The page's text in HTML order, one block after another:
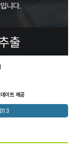
이트 제공